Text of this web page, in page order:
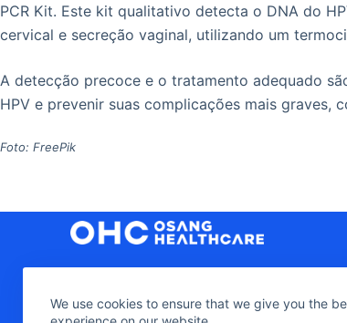
We use cookies to ensure that we give you the
PCR Kit. Este kit qualitativo detecta o DNA do
cervical e secreção vaginal, utilizando um
A detecção precoce e o tratamento adequado
HPV e prevenir suas complicações mais graves,
Foto: FreePik
Av. Paulista, n°1636, sala 901